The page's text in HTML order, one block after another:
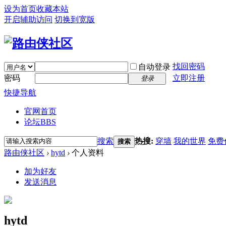
设为首页收藏本站
开启辅助访问 切换到宽版
自动登录 找回密码
密码
登录
立即注册
快捷导航
官网首页
论坛BBS
搜索 搜索 热搜: 穿墙 我的世界 免费
路由侠社区 › hytd › 个人资料
加为好友
发送消息
hytd